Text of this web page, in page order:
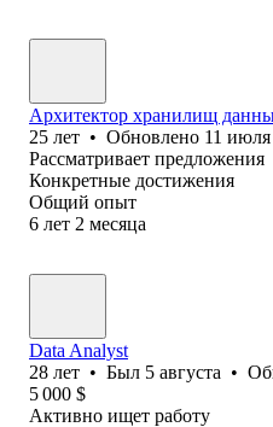
Архитектор хранилищ
25 лет • Обновлено 11 июля
Рассматривает предложения
Конкретные достижения
Общий опыт
6 лет 2 месяца
Data Analyst
28 лет • Был 5 августа •
5 000 $
Активно ищет работу